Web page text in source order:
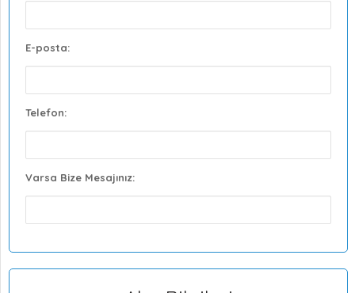
E-posta:
Telefon:
Varsa Bize Mesajınız: